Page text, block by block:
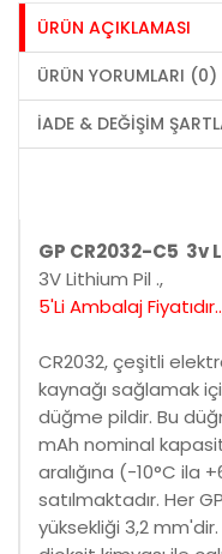
ÜRÜN AÇIKLAMASI
ÜRÜN YORUMLARI (0)
İADE & DEĞIŞIM
GP CR2032-C5 3v
3V Lithium Pil .,
5'Li Ambalaj
CR2032, çeşitli
kaynağı sağlamak
düğme pildir. Bu
mAh nominal
aralığına (-10°C ila
satılmaktadır. Her
yüksekliği 3,2